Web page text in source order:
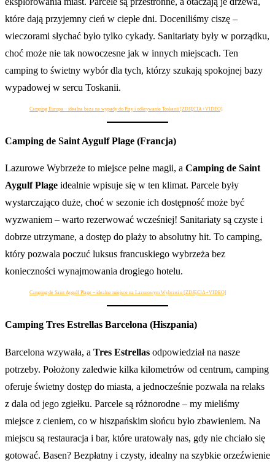
które dają przyjemny cień w ciepłe dni. Doceniliśmy ciszę –
wieczorami słychać było tylko cykady. Sanitariaty były w porządku,
choć może nie tak nowoczesne jak w innych miejscach. Ten
camping to świetny wybór dla tych, którzy szukają spokojnej bazy
wypadowej w sercu Toskanii.
Camping Europa – idealna baza na wypady do Pizy i odkrywanie Toskanii [ZDJĘCIA+VIDEO]
Camping de Saint Aygulf Plage (Francja)
Lazurowe Wybrzeże to miejsce pełne magii, a Camping de Saint
Aygulf Plage idealnie wpisuje się w ten klimat. Parcele były
wystarczająco duże, choć w sezonie ich dostępność może być
wyzwaniem – warto rezerwować wcześniej! Sanitariaty są czyste i
dobrze utrzymane, a dostęp do plaży to absolutny hit. To camping,
który pozwala poczuć luksus francuskiego wybrzeża bez
konieczności wynajmowania drogiego hotelu.
Camping de Saint Aygulf Plage – idealne miejsce na Lazurowym Wybrzeżu [ZDJĘCIA+VIDEO]
Camping Tres Estrellas Barcelona (Hiszpania)
Barcelona wzywała, a Tres Estrellas odpowiedział na nasze
potrzeby. Położony zaledwie kilka kilometrów od centrum, camping
oferuje świetny dostęp do miasta, a jednocześnie pozwala na relaks
z dala od jego zgiełku. Parcele są różnorodne – my mieliśmy
miejsce z cieniem, co w hiszpańskim słońcu było zbawieniem. Na
miejscu są restauracja i bar, które uratowały nas, gdy nie chciało się
gotować. Basen? Bezpłatny i czysty, idealny na szybkie orzeźwienie